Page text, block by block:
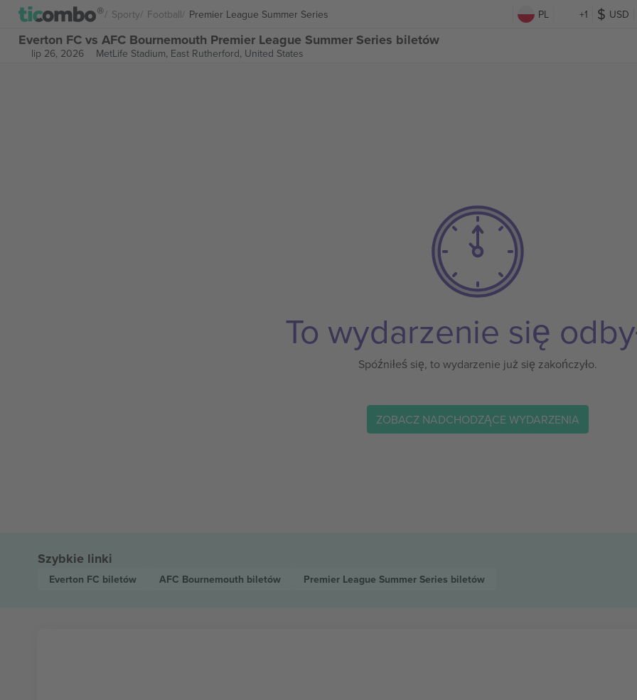
Sporty Football Premier League Summer Series PL +1 USD
Everton FC vs AFC Bournemouth Premier League Summer Series biletów
lip 26, 2026 MetLife Stadium, East Rutherford, United States
To wydarzenie się
Spóźniłeś się, to wydarzenie już się zakończyło.
ZOBACZ NADCHODZĄCE WYDARZENIA
Szybkie linki
Everton FC biletów AFC Bournemouth biletów Premier League Summer Series biletów